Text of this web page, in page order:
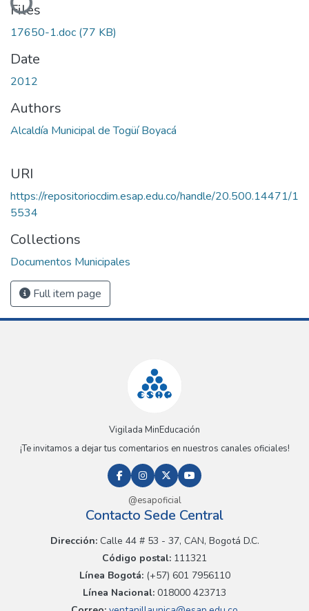
Files
17650-1.doc (77 KB)
Date
2012
Authors
Alcaldía Municipal de Togüí Boyacá
URI
https://repositoriocdim.esap.edu.co/handle/20.500.14471/1
5534
Collections
Documentos Municipales
Full item page
Vigilada MinEducación
¡Te invitamos a dejar tus comentarios en nuestros canales oficiales!
@esapoficial
Contacto Sede Central
Dirección:Calle 44 # 53 - 37, CAN, Bogotá D.C.
Código postal: 111321
Línea Bogotá:(+57) 601 7956110
Línea Nacional: 018000 423713